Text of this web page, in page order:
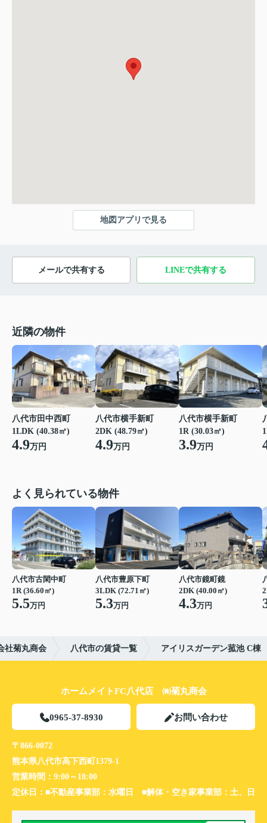
地図アプリで見る
メールで共有する LINEで共有する
近隣の物件
八代市田中西町
1LDK (40.38㎡)
4.9万円
八代市横手新町
2DK (48.79㎡)
4.9万円
八代市横手新町
1R (30.03㎡)
3.9万円
よく見られている物件
八代市古閑中町
1R (36.60㎡)
5.5万円
八代市豊原下町
3LDK (72.71㎡)
5.3万円
八代市鏡町鏡
2DK (40.00㎡)
4.3万円
社菊丸商会 八代市の賃貸一覧 アイリスガーデン菰池 C棟
ホームメイトFC八代店 ㈱菊丸商会
0965-37-8930 お問い合わせ
〒866-0072
熊本県八代市高下西町1379-1
営業時間： 9:00～18:00
定休日： ■不動産事業部：水曜日 ■解体・空き家事業部：土、日